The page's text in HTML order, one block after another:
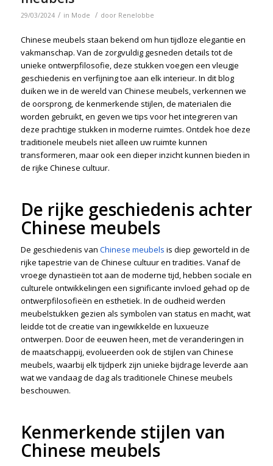
29/03/2024 / in Mode / door Renelobbe
Chinese meubels staan bekend om hun tijdloze elegantie en
vakmanschap. Van de zorgvuldig gesneden details tot de
unieke ontwerpfilosofie, deze stukken voegen een vleugje
geschiedenis en verfijning toe aan elk interieur. In dit blog
duiken we in de wereld van Chinese meubels, verkennen we
de oorsprong, de kenmerkende stijlen, de materialen die
worden gebruikt, en geven we tips voor het integreren van
deze prachtige stukken in moderne ruimtes. Ontdek hoe deze
traditionele meubels niet alleen uw ruimte kunnen
transformeren, maar ook een dieper inzicht kunnen bieden in
de rijke Chinese cultuur.
De rijke geschiedenis achter
Chinese meubels
De geschiedenis van Chinese meubels is diep geworteld in de
rijke tapestrie van de Chinese cultuur en tradities. Vanaf de
vroege dynastieën tot aan de moderne tijd, hebben sociale en
culturele ontwikkelingen een significante invloed gehad op de
ontwerpfilosofieën en esthetiek. In de oudheid werden
meubelstukken gezien als symbolen van status en macht, wat
leidde tot de creatie van ingewikkelde en luxueuze
ontwerpen. Door de eeuwen heen, met de veranderingen in
de maatschappij, evolueerden ook de stijlen van Chinese
meubels, waarbij elk tijdperk zijn unieke bijdrage leverde aan
wat we vandaag de dag als traditionele Chinese meubels
beschouwen.
Kenmerkende stijlen van
Chinese meubels